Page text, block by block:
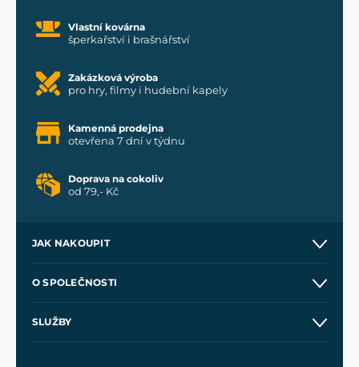
Vlastní kovárna
šperkařství i brašnářství
Zakázková výroba
pro hry, filmy i hudební kapely
Kamenná prodejna
otevřena 7 dní v týdnu
Doprava na cokoliv
od 79,- Kč
JAK NAKOUPIT
Velkoobchod
O SPOLEČNOSTI
SLUŽBY